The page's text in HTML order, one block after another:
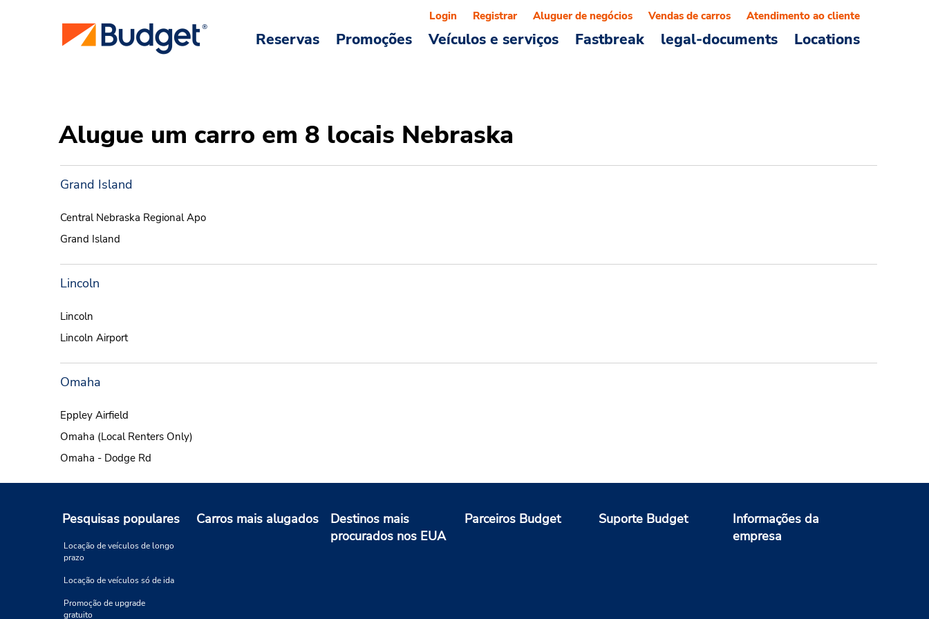
Reservas Promoções Veículos e serviços Fastbreak legal-documents Locations
Login Registrar Aluguer de negócios Vendas de carros Atendimento ao cliente
Alugue um carro em 8 locais Nebraska
Grand Island
Central Nebraska Regional Apo
Grand Island
Lincoln
Lincoln
Lincoln Airport
Omaha
Eppley Airfield
Omaha (Local Renters Only)
Omaha - Dodge Rd
Pesquisas populares
Locação de veículos de longo
prazo
Locação de veículos só de ida
Promoção de upgrade
gratuito
Carros mais alugados
Destinos mais
procurados nos EUA
Parceiros Budget Suporte Budget
Informações da
empresa